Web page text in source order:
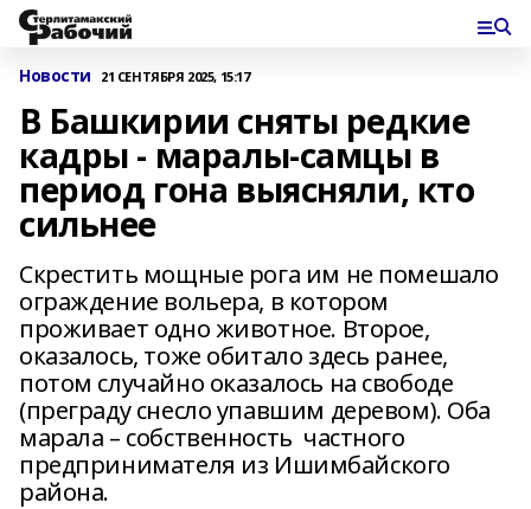
Новости 21 СЕНТЯБРЯ 2025, 15:17
В Башкирии сняты редкие
кадры - маралы-самцы в
период гона выясняли, кто
сильнее
Скрестить мощные рога им не помешало
ограждение вольера, в котором
проживает одно животное. Второе,
оказалось, тоже обитало здесь ранее,
потом случайно оказалось на свободе
(преграду снесло упавшим деревом). Оба
марала – собственность частного
предпринимателя из Ишимбайского
района.